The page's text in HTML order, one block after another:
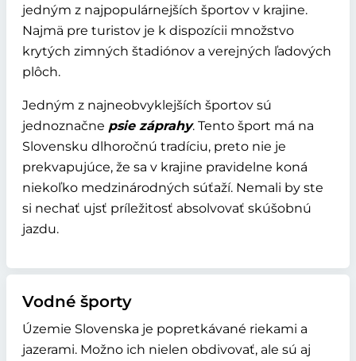
jedným z najpopulárnejších športov v krajine.
Najmä pre turistov je k dispozícii množstvo
krytých zimných štadiónov a verejných ľadových
plôch.
Jedným z najneobvyklejších športov sú
jednoznačne psie záprahy. Tento šport má na
Slovensku dlhoročnú tradíciu, preto nie je
prekvapujúce, že sa v krajine pravidelne koná
niekoľko medzinárodných súťaží. Nemali by ste
si nechať ujsť príležitosť absolvovať skúšobnú
jazdu.
Vodné športy
Územie Slovenska je popretkávané riekami a
jazerami. Možno ich nielen obdivovať, ale sú aj